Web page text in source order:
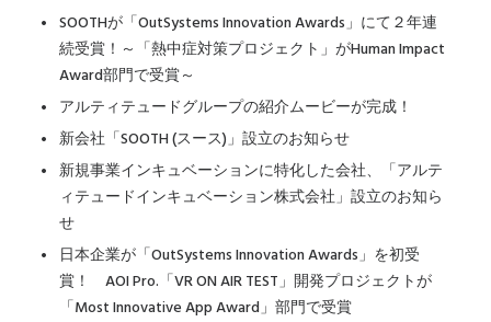
SOOTHが「OutSystems Innovation Awards」にて２年連
続受賞！～「熱中症対策プロジェクト」がHuman Impact
Award部門で受賞～
アルティテュードグループの紹介ムービーが完成！
新会社「SOOTH (スース)」設立のお知らせ
新規事業インキュベーションに特化した会社、「アルテ
ィテュードインキュベーション株式会社」設立のお知ら
せ
日本企業が「OutSystems Innovation Awards」を初受
賞！ AOI Pro.「VR ON AIR TEST」開発プロジェクトが
「Most Innovative App Award」部門で受賞